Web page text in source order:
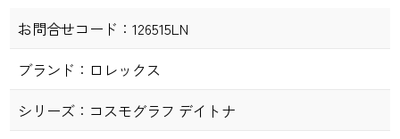
お問合せコード： 126515LN
ブランド： ロレックス
シリーズ： コスモグラフ デイトナ